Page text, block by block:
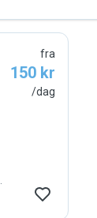
fra
150 kr
/dag